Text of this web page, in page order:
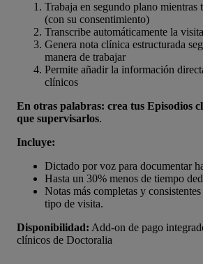
Trabaja en segundo plano mientras
(con su consentimiento)
Transcribe automáticamente la visita
Genera nota clínica estructurada
manera de trabajar
Permite añadir la información
clínicos
En otras palabras: crea tus Episodios
que supervisarlos.
Incluye:
Dictado por voz para documentar
Hasta un 30% menos de tiempo
Notas más completas y
tipo de visita.
Disponibilidad: Add-on de pago
clínicos de Doctoralia